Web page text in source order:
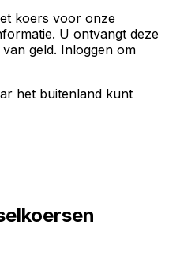
koers voor onze
U ontvangt deze
geld. Inloggen om
het buitenland kunt